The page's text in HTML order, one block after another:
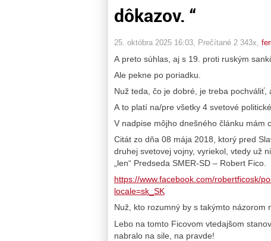
dôkazov. “
25. októbra 2025 16:03 , Prečítané 2 343x,
A preto súhlas, aj s 19. proti ruským
Ale pekne po poriadku.
Nuž teda, čo je dobré, je treba
A to platí na/pre všetky 4 svetové
V nadpise môjho dnešného článku mám
Citát zo dňa 08 mája 2018, ktorý pred
druhej svetovej vojny, vyriekol, vtedy už
„len“ Predseda SMER-SD – Robert Fico.
https://www.facebook.com/robertficosk/
locale=sk_SK
Nuž, kto rozumný by s takýmto názorom
Lebo na tomto Ficovom vtedajšom
nabralo na sile, na pravde!